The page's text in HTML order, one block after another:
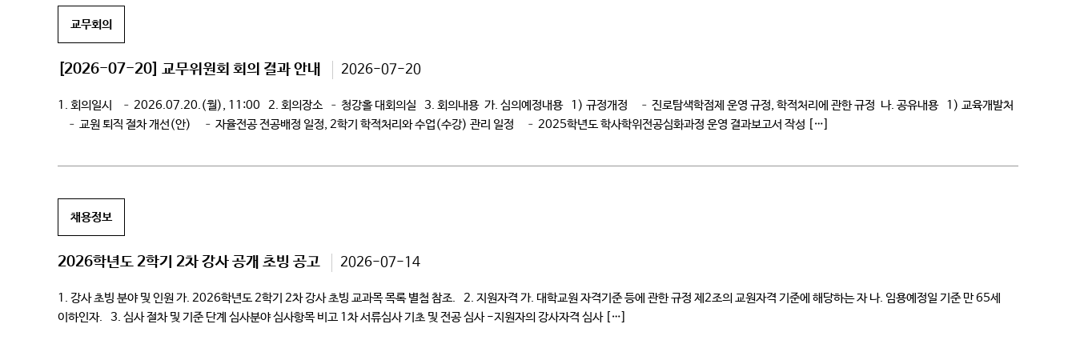
교무회의
[2026-07-20] 교무위원회 회의 결과 안내 2026-07-20
1. 회의일시 – 2026.07.20.(월), 11:00 2. 회의장소 – 청강홀 대회의실 3. 회의내용 가. 심의예정내용 1) 규정개정 – 진로탐색학점제 운영 규정, 학적처리에 관한 규정 나. 공유내용 1) 교육개발처
– 교원 퇴직 절차 개선(안) – 자율전공 전공배정 일정, 2학기 학적처리와 수업(수강) 관리 일정 – 2025학년도 학사학위전공심화과정 운영 결과보고서 작성 […]
채용정보
2026학년도 2학기 2차 강사 공개 초빙 공고 2026-07-14
1. 강사 초빙 분야 및 인원 가. 2026학년도 2학기 2차 강사 초빙 교과목 목록 별첨 참조. 2. 지원자격 가. 대학교원 자격기준 등에 관한 규정 제2조의 교원자격 기준에 해당하는 자 나. 임용예정일 기준 만 65세
이하인자. 3. 심사 절차 및 기준 단계 심사분야 심사항목 비고 1차 서류심사 기초 및 전공 심사 -지원자의 강사자격 심사 […]